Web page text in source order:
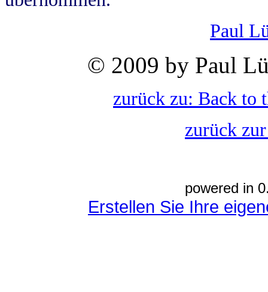
Paul
© 2009 by Paul
zurück zu: Back to
zurück
powered in
Erstellen Sie Ihre